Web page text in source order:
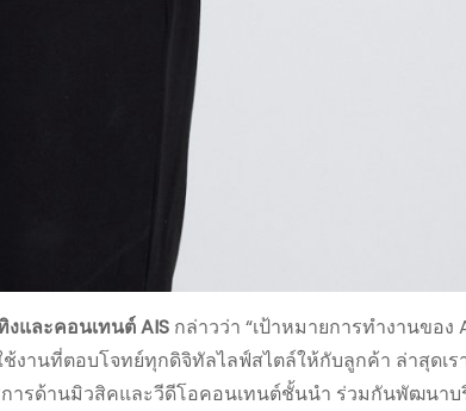
และคอนเทนต์ AIS กล่าวว่า “เป้าหมายการทำงานของ
านที่ตอบโจทย์ทุกดิจิทัลไลฟ์สไตล์ให้กับลูกค้า ล่าสุดเร
ารด้านมิวสิคและวีดีโอคอนเทนต์ชั้นนำ ร่วมกันพัฒนาบ